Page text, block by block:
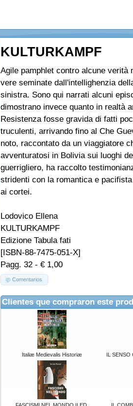
KULTURKAMPF
Agile pamphlet contro alcune verità
vere seminate dall'intellighenzia
sinistra. Sono qui narrati alcuni
dimostrano invece quanto in realtà
Resistenza fosse gravida di fatti
truculenti, arrivando fino al Che
noto, raccontato da un viaggiatore
avventuratosi in Bolivia sui luoghi
guerrigliero, ha raccolto
stridenti con la romantica e
ai cortei.
Lodovico Ellena
KULTURKAMPF
Edizione Tabula fati
[ISBN-88-7475-051-X]
Pagg. 32 - € 1,00
Comentarios
Clientes que compraron este
Italiæ Medievalis Historiæ IL SENSO